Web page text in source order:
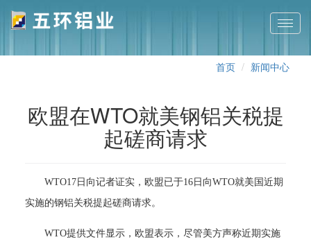
切
导
航
首页 新闻中心
欧盟在WTO就美钢铝关税提
起磋商请求
WTO17日向记者证实，欧盟已于16日向WTO就美国近期
实施的钢铝关税提起磋商请求。
WTO提供文件显示，欧盟表示，尽管美方声称近期实施